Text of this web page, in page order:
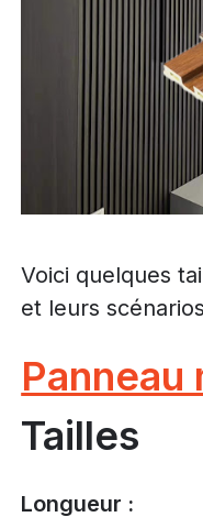
Voici quelques
et leurs
Panneau
Tailles
Longueur :